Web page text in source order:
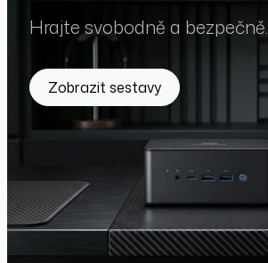
Hrajte svobodně a bezpečně.
Zobrazit sestavy